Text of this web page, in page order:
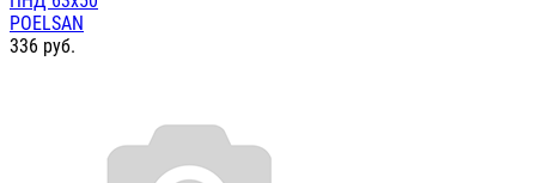
POELSAN
336 руб.